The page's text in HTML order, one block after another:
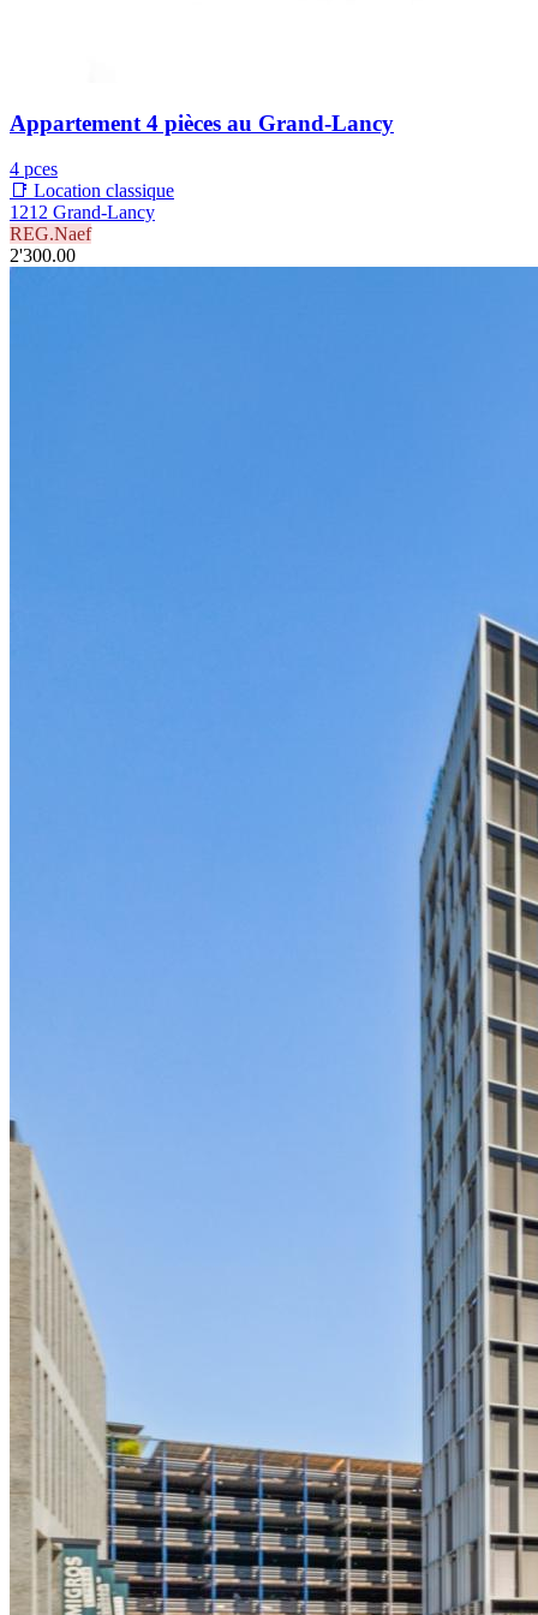
Appartement 4 pièces au Grand-Lancy
4 pces
📑 Location classique
1212 Grand-Lancy
REG.Naef
2'300.00